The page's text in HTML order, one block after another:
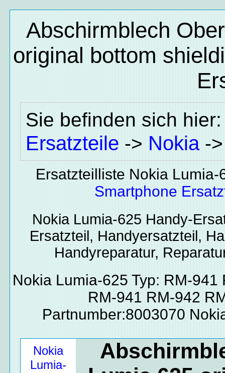
Abschirmblech
original bottom
Sie befinden sich
Ersatzteile -> Nokia-
Ersatzteilliste Nokia
Smartphone
Nokia Lumia-625 Handy-
Ersatzteil, Handyersatzteil,
Handyreparatur,
Nokia Lumia-625 Typ: RM-941
RM-941 RM-942
Partnumber:8003070
Nokia
Lumia-